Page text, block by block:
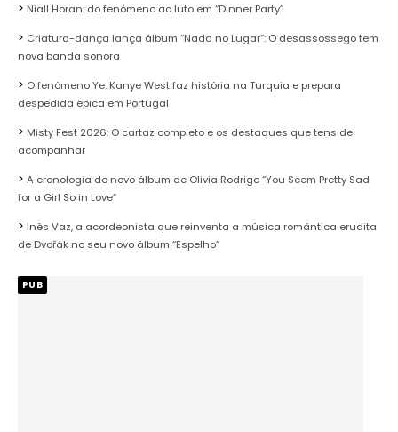
Niall Horan: do fenómeno ao luto em “Dinner Party”
Criatura-dança lança álbum “Nada no Lugar”: O desassossego tem
nova banda sonora
O fenómeno Ye: Kanye West faz história na Turquia e prepara
despedida épica em Portugal
Misty Fest 2026: O cartaz completo e os destaques que tens de
acompanhar
A cronologia do novo álbum de Olivia Rodrigo “You Seem Pretty Sad
for a Girl So in Love”
Inês Vaz, a acordeonista que reinventa a música romântica erudita
de Dvořák no seu novo álbum “Espelho”
PUB